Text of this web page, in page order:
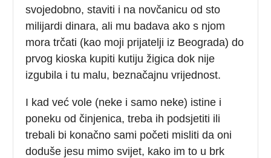
svojedobno, staviti i na novčanicu od sto
milijardi dinara, ali mu badava ako s njom
mora trčati (kao moji prijatelji iz Beograda) do
prvog kioska kupiti kutiju žigica dok nije
izgubila i tu malu, beznačajnu vrijednost.
I kad već vole (neke i samo neke) istine i
poneku od činjenica, treba ih podsjetiti ili
trebali bi konačno sami početi misliti da oni
doduše jesu mimo svijet, kako im to u brk